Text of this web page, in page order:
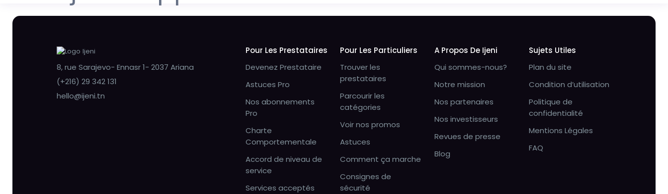
8, rue Sarajevo- Ennasr 1- 2037 Ariana
(+216) 29 342 131
hello@ijeni.tn
Pour Les Prestataires
Devenez Prestataire
Astuces Pro
Nos abonnements
Pro
Charte
Comportementale
Accord de niveau de
service
Services acceptés
Pour Les Particuliers
Trouver les
prestataires
Parcourir les
catégories
Voir nos promos
Astuces
Comment ça marche
Consignes de
sécurité
A Propos De Ijeni
Qui sommes-nous?
Notre mission
Nos partenaires
Nos investisseurs
Revues de presse
Blog
Sujets Utiles
Plan du site
Condition d’utilisation
Politique de
confidentialité
Mentions Légales
FAQ